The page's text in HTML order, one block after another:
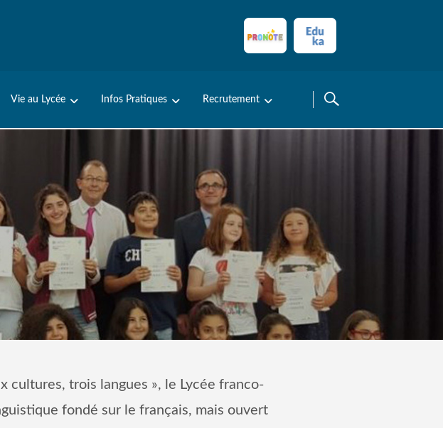
Vie au Lycée Infos Pratiques Recrutement
cultures, trois langues », le Lycée franco-
fondé sur le français, mais ouvert